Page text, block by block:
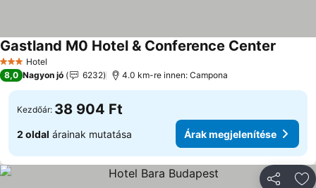
3 Kategória
Hotel
Gastland M0 Hotel & Conference Center
8,0 Nagyon jó 6232 4.0 km-re innen: Campona
Kezdőár: 38 904 Ft
2 oldal árainak mutatása Árak megjelenítése